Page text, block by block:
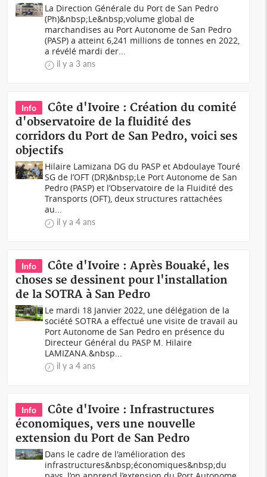
La Direction Générale du Port de San Pedro
(Ph)&nbsp;Le&nbsp;volume global de
marchandises au Port Autonome de San Pedro
(PASP) a atteint 6,241 millions de tonnes en 2022,
a révélé mardi der...
il y a 3 ans
Info
Côte d'Ivoire : Création du comité
d'observatoire de la fluidité des
corridors du Port de San Pedro, voici ses
objectifs
Hilaire Lamizana DG du PASP et Abdoulaye Touré
SG de l’OFT (DR)&nbsp;Le Port Autonome de San
Pedro (PASP) et l’Observatoire de la Fluidité des
Transports (OFT), deux structures rattachées
au...
il y a 4 ans
Info
Côte d'Ivoire : Après Bouaké, les
choses se dessinent pour l'installation
de la SOTRA à San Pedro
Le mardi 18 Janvier 2022, une délégation de la
société SOTRA a effectué une visite de travail au
Port Autonome de San Pedro en présence du
Directeur Général du PASP M. Hilaire
LAMIZANA.&nbsp...
il y a 4 ans
Info
Côte d'Ivoire : Infrastructures
économiques, vers une nouvelle
extension du Port de San Pedro
Dans le cadre de l'amélioration des
infrastructures&nbsp;économiques&nbsp;du